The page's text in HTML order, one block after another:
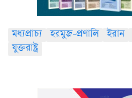
মধ্যপ্রাচ্য হরমুজ-প্রণালি ইরান
যুক্তরাষ্ট্র